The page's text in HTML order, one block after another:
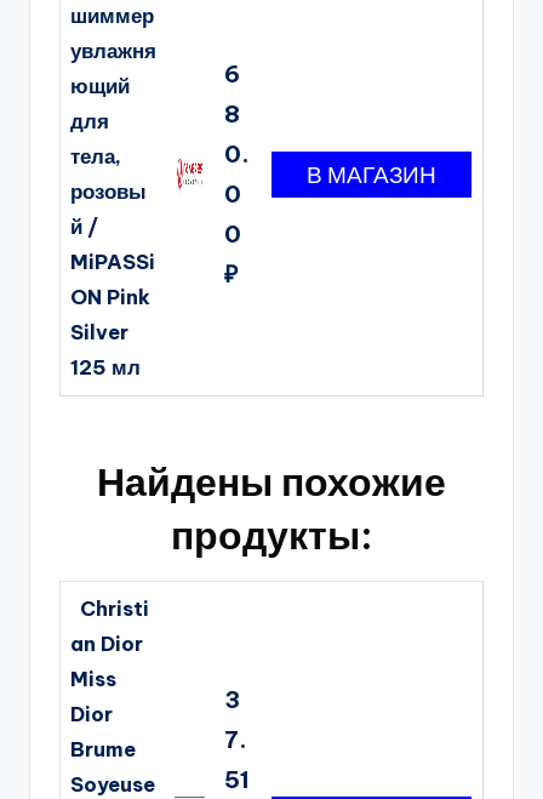
шиммер
увлажня
ющий
для
тела,
розовы
й /
MiPASSi
ON Pink
Silver
125 мл
6
8
0.
0
0
₽
Найдены похожие
продукты:
Christi
an Dior
Miss
Dior
Brume
Soyeuse
3
7.
51